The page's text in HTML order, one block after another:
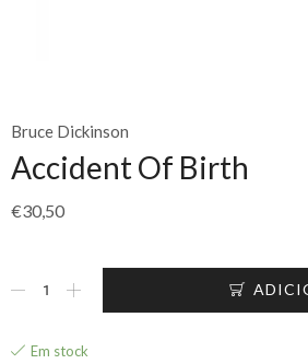
Bruce Dickinson
Accident Of Birth
€30,50
Em stock